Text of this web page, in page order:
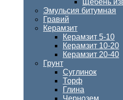
Щебень
Эмульсия битумная
Гравий
Керамзит
Керамзит 5-10
Керамзит 10-20
Керамзит 20-40
Грунт
Суглинок
Торф
Глина
Чернозем